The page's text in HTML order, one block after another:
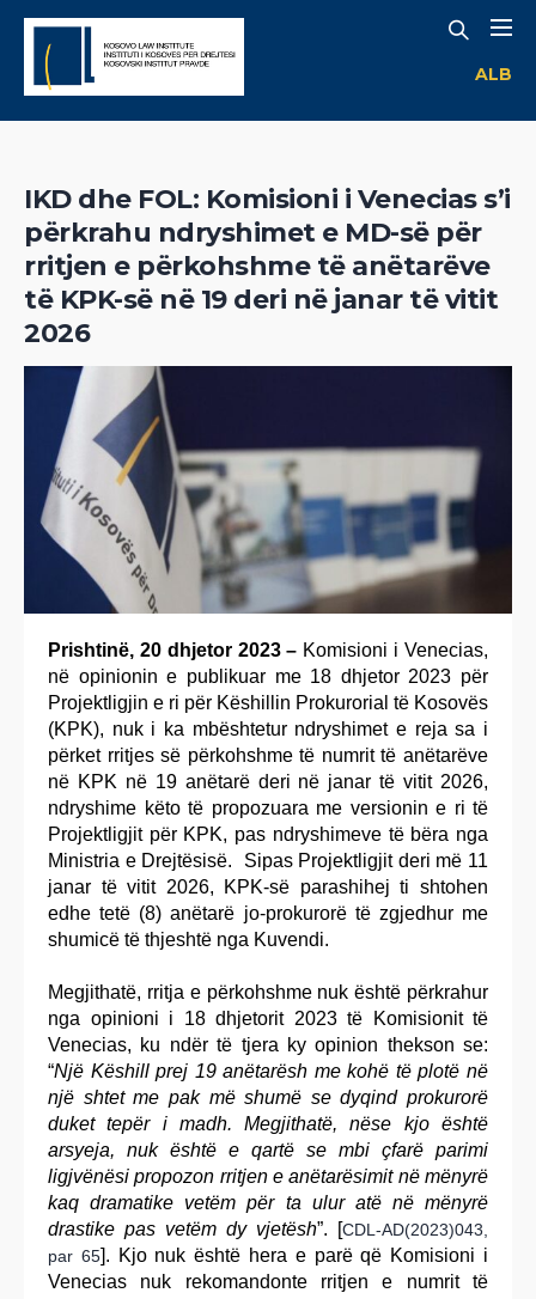
ALB
IKD dhe FOL: Komisioni i Venecias s’i
përkrahu ndryshimet e MD-së për
rritjen e përkohshme të anëtarëve
të KPK-së në 19 deri në janar të vitit
2026
Prishtinë, 20 dhjetor 2023 – Komisioni i Venecias,
në opinionin e publikuar me 18 dhjetor 2023 për
Projektligjin e ri për Këshillin Prokurorial të Kosovës
(KPK), nuk i ka mbështetur ndryshimet e reja sa i
përket rritjes së përkohshme të numrit të anëtarëve
në KPK në 19 anëtarë deri në janar të vitit 2026,
ndryshime këto të propozuara me versionin e ri të
Projektligjit për KPK, pas ndryshimeve të bëra nga
Ministria e Drejtësisë. Sipas Projektligjit deri më 11
janar të vitit 2026, KPK-së parashihej ti shtohen
edhe tetë (8) anëtarë jo-prokurorë të zgjedhur me
shumicë të thjeshtë nga Kuvendi.
Megjithatë, rritja e përkohshme nuk është përkrahur
nga opinioni i 18 dhjetorit 2023 të Komisionit të
Venecias, ku ndër të tjera ky opinion thekson se:
“Një Këshill prej 19 anëtarësh me kohë të plotë në
një shtet me pak më shumë se dyqind prokurorë
duket tepër i madh. Megjithatë, nëse kjo është
arsyeja, nuk është e qartë se mbi çfarë parimi
ligjvënësi propozon rritjen e anëtarësimit në mënyrë
kaq dramatike vetëm për ta ulur atë në mënyrë
drastike pas vetëm dy vjetësh”. [CDL-AD(2023)043,
par 65]. Kjo nuk është hera e parë që Komisioni i
Venecias nuk rekomandonte rritjen e numrit të